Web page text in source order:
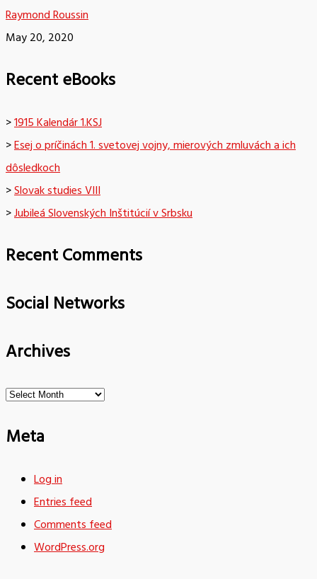
Raymond Roussin
May 20, 2020
Recent eBooks
>1915 Kalendár 1.KSJ
>Esej o príčinách 1. svetovej vojny, mierových zmluvách a ich
dôsledkoch
>Slovak studies VIII
>Jubileá Slovenských Inštitúcií v Srbsku
Recent Comments
Social Networks
Archives
Archives
Meta
Log in
Entries feed
Comments feed
WordPress.org